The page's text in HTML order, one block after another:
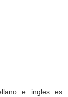
e ingles es